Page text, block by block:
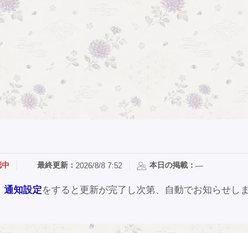
中 最終更新： 2026/8/8 7:52 本日の掲載：—
通知設定をすると更新が完了し次第、自動でお知らせしま